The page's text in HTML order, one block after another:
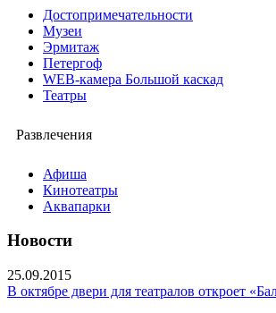
Достопримечательности
Музеи
Эрмитаж
Петергоф
WEB-камера Большой каскад
Театры
Развлечения
Афиша
Кинотеатры
Аквапарки
Новости
25.09.2015
В октябре двери для театралов откроет